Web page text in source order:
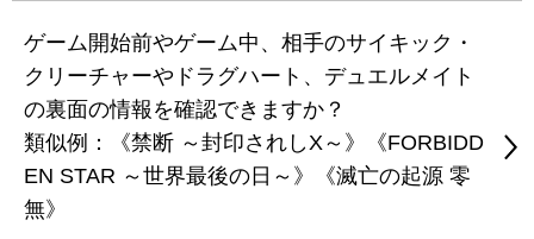
ゲーム開始前やゲーム中、相手のサイキック・
クリーチャーやドラグハート、デュエルメイト
の裏面の情報を確認できますか？
類似例：《禁断 ～封印されしX～》《FORBIDD
EN STAR ～世界最後の日～》《滅亡の起源 零
無》